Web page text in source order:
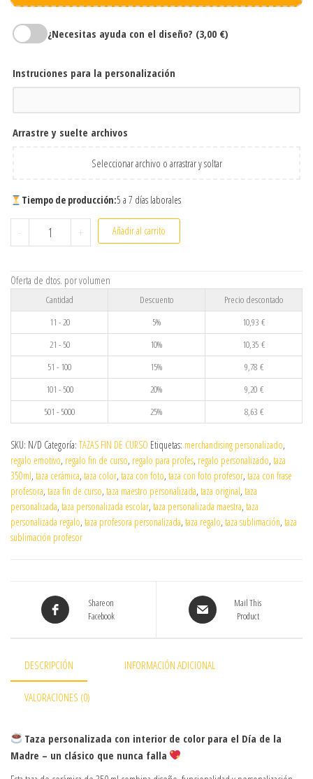
¿Necesitas ayuda con el diseño? (3,00 €)
Instruciones para la personalización
Arrastre y suelte archivos
Seleccionar archivo o arrastrar y soltar
Tiempo de producción:5 a 7 días laborales
- Taza Personalizada Fin de Curso para Profes y Maestras |
+ Añadir al carrito
Oferta de dtos. por volumen
Cantidad Descuento
Precio descontado
11 - 20
5% 10,93 €
21 - 50
10% 10,35 €
51 - 100
15% 9,78 €
101 - 500
20% 9,20 €
501 - 5000
25% 8,63 €
SKU: N/D Categoría: TAZAS FIN DE CURSO Etiquetas: merchandising personalizado,
regalo emotivo, regalo fin de curso, regalo para profes, regalo personalizado, taza
350ml, taza cerámica, taza color, taza con foto, taza con foto profesor, taza con frase
profesora, taza fin de curso, taza maestro personalizada, taza original, taza
personalizada, taza personalizada escolar, taza personalizada maestra, taza
personalizada regalo, taza profesora personalizada, taza regalo, taza sublimación, taza
sublimación profesor
Share on
Facebook
Mail This
Product
DESCRIPCIÓN INFORMACIÓN ADICIONAL
VALORACIONES (0)
Taza personalizada con interior de color para el Día de la
Madre – un clásico que nunca falla